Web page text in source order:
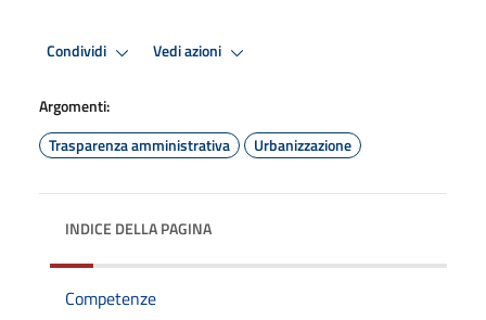
Condividi Vedi azioni
Argomenti:
Trasparenza amministrativa
Urbanizzazione
INDICE DELLA PAGINA
Competenze